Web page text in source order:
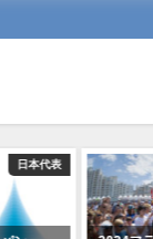
日本代表